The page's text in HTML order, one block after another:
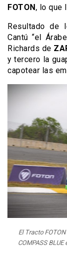
FOTON, lo que
Resultado de
Cantú “el
Richards de
y tercero la
capotear las
El Tracto
COMPASS